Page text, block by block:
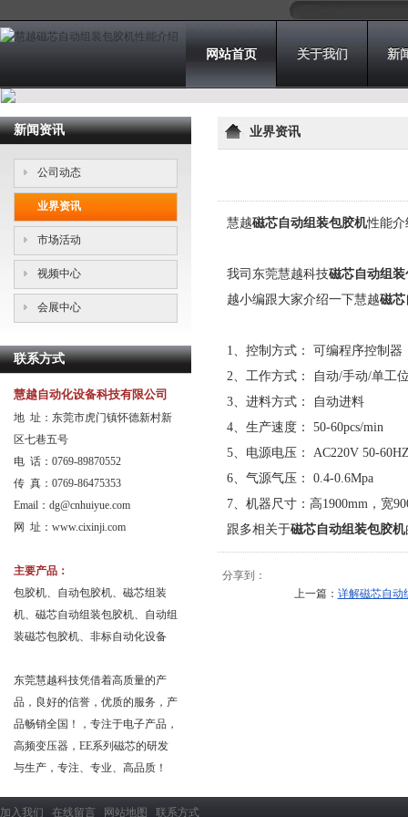
网站首页 关于我们 新
新闻资讯
公司动态
业界资讯
市场活动
视频中心
会展中心
联系方式
慧越自动化设备科技有限公司
地 址：东莞市虎门镇怀德新村新
区七巷五号
电 话：0769-89870552
传 真：0769-86475353
Email： dg@cnhuiyue.com
网 址：www.cixinji.com
主要产品：
包胶机、自动包胶机、磁芯组装
机、磁芯自动组装包胶机、自动组
装磁芯包胶机、非标自动化设备
东莞慧越科技凭借着高质量的产
品，良好的信誉，优质的服务，产
品畅销全国！，专注于电子产品，
高频变压器，EE系列磁芯的研发
与生产，专注、专业、高品质！
业界资讯
慧越磁芯自动组装包胶机性能介
我司东莞慧越科技磁芯自动组
越小编跟大家介绍一下慧越磁芯
1、控制方式： 可编程序控制
2、工作方式： 自动/手动/单工
3、进料方式： 自动进料
4、生产速度： 50-60pcs/min
5、电源电压： AC220V 50-
6、气源气压： 0.4-0.6Mpa
7、机器尺寸：高1900mm，宽
跟多相关于磁芯自动组装包胶机
分享到：
上一篇： 详解磁芯自动
加入我们 在线留言 网站地图 联系方式